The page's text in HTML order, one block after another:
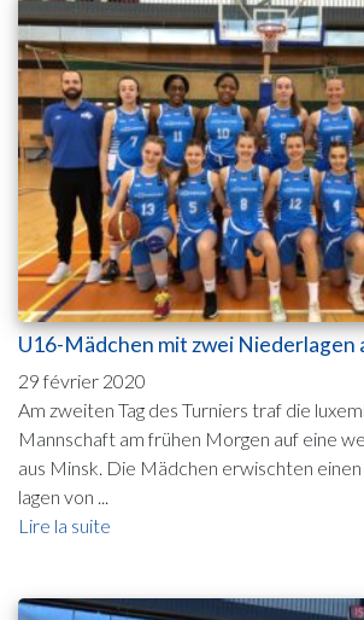
U16-Mädchen mit zwei Niederlagen
29 février 2020
Am zweiten Tag des Turniers traf die
Mannschaft am frühen Morgen auf eine
aus Minsk. Die Mädchen erwischten
lagen von ...
Lire la suite